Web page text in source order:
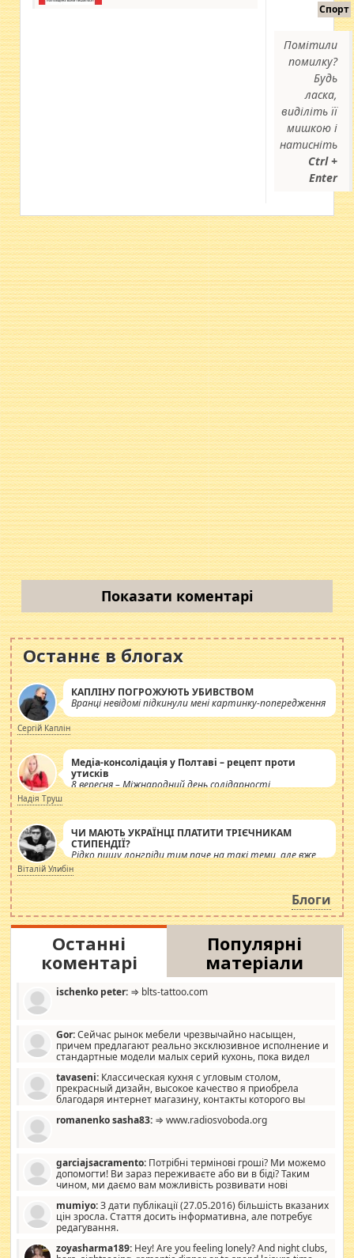
Спорт
Помітили
помилку?
Будь
ласка,
виділіть її
мишкою і
натисніть
Ctrl +
Enter
Показати коментарі
Останнє в блогах
КАПЛІНУ ПОГРОЖУЮТЬ УБИВСТВОМ
Вранці невідомі підкинули мені картинку-попередження
Сергій Каплін
Медіа-консолідація у Полтаві – рецепт проти
утисків
8 вересня – Міжнародний день солідарності
журналістів.
Надія Труш
ЧИ МАЮТЬ УКРАЇНЦІ ПЛАТИТИ ТРІЄЧНИКАМ
СТИПЕНДІЇ?
Рідко пишу лонгріди тим паче на такі теми, але вже
просто дістало! Обурюють сьогоднішні інсенуації
навколо стипендіального питання. Штучно
роздувається ще одна соціальна катастрофа.
Віталій Улибін
Блоги
Останні
коментарі
Популярні
матеріали
ischenko peter: ⇒ blts-tattoo.com
Gor:Сейчас рынок мебели чрезвычайно насыщен,
причем предлагают реально эксклюзивное исполнение и
стандартные модели малых серий кухонь, пока видел
стандартные формы, в MebelOk, креативненько и что главное -
со вкусом все в порядке, без ненужных наворотов удорожающих
мебель, а это не последний фактор.
tavaseni: Классическая кухня с угловым столом,
прекрасный дизайн, высокое качество я приобрела
благодаря интернет магазину, контакты которого вы
romanenko sasha83: ⇒ www.radiosvoboda.org
garciajsacramento: Потрібні термінові гроші? Ми можемо
допомогти! Ви зараз переживаєте або ви в біді? Таким
чином, ми даємо вам можливість розвивати нові
допомагати людям, які намагаються дати їм шанс. Кожен
заслуговує на другий шанс, і, оскільки влада не зможе, вони
повинні приймати від інших. Для нас нема багато суми, і зрілість
витрат, а тільки узгоджених сум і нічого іншого. Не чекайте і не
mumiyo:З дати публікації (27.05.2016) більшість вказаних
цін зросла. Стаття досить інформативна, але потребує
редагування.
zoyasharma189: Hey! Are you feeling lonely? And night clubs,